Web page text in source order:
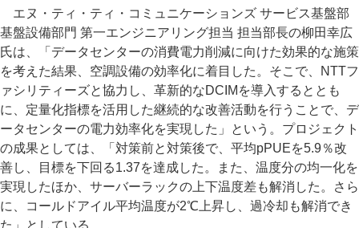
エヌ・ティ・ティ・コミュニケーションズ サービス基盤部
基盤設備部門 第一エンジニアリング担当 担当部長の柳田幸広
氏は、「データセンターの消費電力削減に向けた効果的な施策
を考えた結果、空調設備の効率化に着目した。そこで、NTTフ
ァシリティーズと協力し、革新的なDCIMを導入するととも
に、定量化指標を活用した継続的な改善活動を行うことで、デ
ータセンターの電力効率化を実現した」という。プロジェクト
の成果としては、「対策前と対策後で、平均pPUEを5.9％改
善し、目標を下回る1.37を達成した。また、温度分の均一化を
実現したほか、サーバーラックの上下温度差も解消した。さら
に、コールドアイル平均温度が2℃上昇し、過冷却も解消でき
た」としている。